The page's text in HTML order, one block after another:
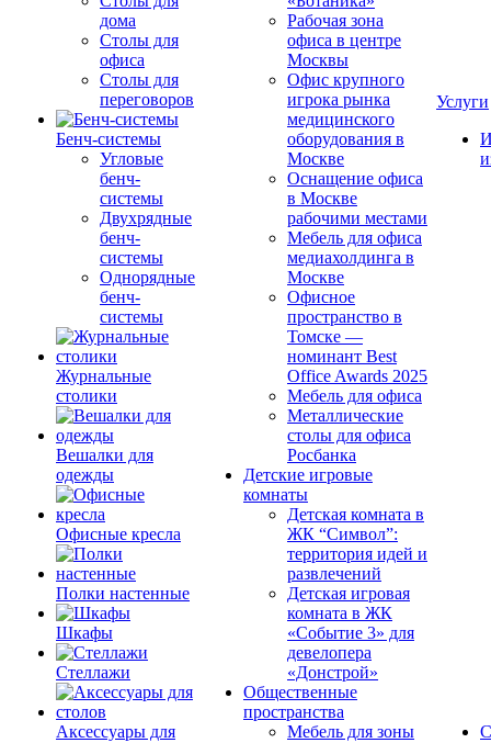
дома
Столы для
офиса
Столы для
переговоров
Бенч-системы
Угловые
бенч-
системы
Двухрядные
бенч-
системы
Однорядные
бенч-
системы
Журнальные
столики
Вешалки для
одежды
Офисные кресла
Полки настенные
Шкафы
Стеллажи
Аксессуары для
Рабочая зона
офиса в центре
Москвы
Офис крупного
игрока рынка
медицинского
оборудования в
Москве
Оснащение офиса
в Москве
рабочими местами
Мебель для офиса
медиахолдинга в
Москве
Офисное
пространство в
Томске —
номинант Best
Office Awards 2025
Мебель для офиса
Металлические
столы для офиса
Росбанка
Детские игровые
комнаты
Детская комната в
ЖК “Символ”:
территория идей и
развлечений
Детская игровая
комната в ЖК
«Событие 3» для
девелопера
«Донстрой»
Общественные
пространства
Мебель для зоны
Услуги